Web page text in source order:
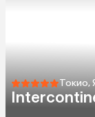
Токио,